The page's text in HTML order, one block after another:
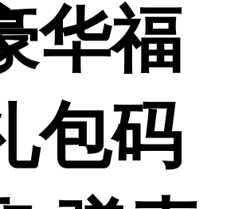
华福
包码